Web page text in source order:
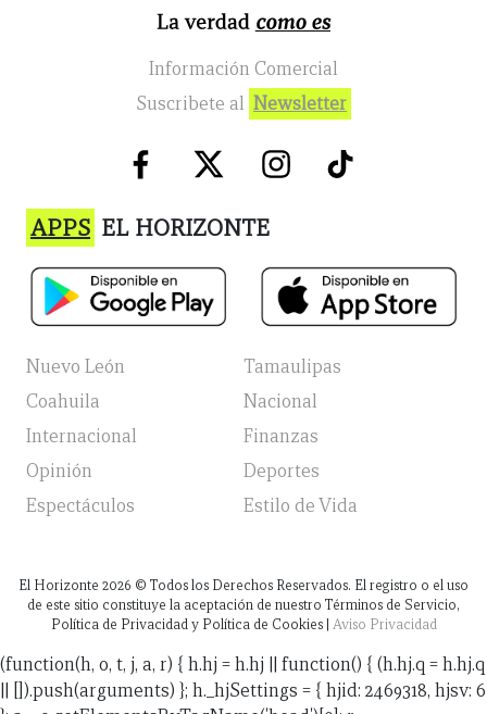
Información Comercial
Suscribete al Newsletter
APPS EL HORIZONTE
Nuevo León
Tamaulipas
Coahuila
Nacional
Internacional
Finanzas
Opinión
Deportes
Espectáculos
Estilo de Vida
El Horizonte 2026 © Todos los Derechos Reservados. El registro o el uso
de este sitio constituye la aceptación de nuestro Términos de Servicio,
Política de Privacidad y Política de Cookies | Aviso Privacidad
(function(h, o, t, j, a, r) { h.hj = h.hj || function() { (h.hj.q = h.hj.q
|| []).push(arguments) }; h._hjSettings = { hjid: 2469318, hjsv: 6